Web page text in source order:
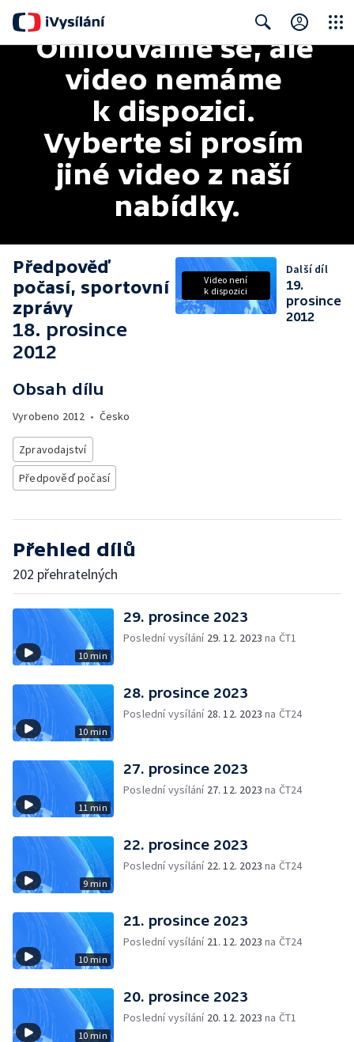
Search
Omlouváme se, ale
video nemáme
k dispozici.
Vyberte si prosím
jiné video z naší
nabídky.
Předpověď
počasí, sportovní
zprávy
18. prosince
2012
Obsah dílu
Vyrobeno 2012 • Česko
Zpravodajství
Předpověď počasí
Video není
k dispozici
Další díl
19.
prosince
2012
Přehled dílů
202 přehratelných
10 min
29. prosince 2023
Poslední vysílání 29. 12. 2023 na ČT1
10 min
28. prosince 2023
Poslední vysílání 28. 12. 2023 na ČT24
11 min
27. prosince 2023
Poslední vysílání 27. 12. 2023 na ČT24
9 min
22. prosince 2023
Poslední vysílání 22. 12. 2023 na ČT24
10 min
21. prosince 2023
Poslední vysílání 21. 12. 2023 na ČT24
10 min
20. prosince 2023
Poslední vysílání 20. 12. 2023 na ČT1